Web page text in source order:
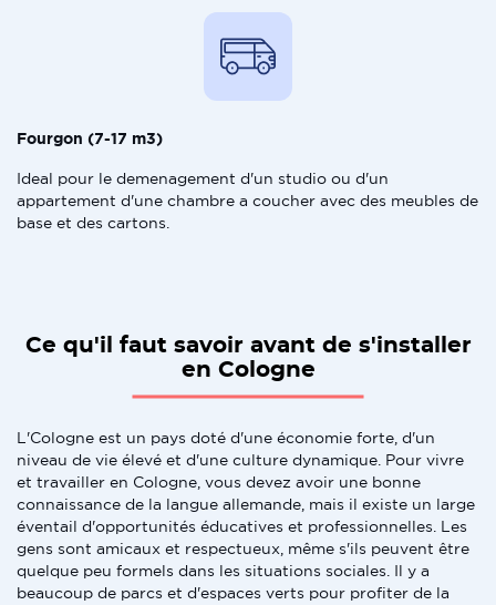
Fourgon (7-17 m3)
Ideal pour le demenagement d'un studio ou d'un
appartement d'une chambre a coucher avec des meubles de
base et des cartons.
Ce qu'il faut savoir avant de s'installer
en Cologne
L'Cologne est un pays doté d'une économie forte, d'un
niveau de vie élevé et d'une culture dynamique. Pour vivre
et travailler en Cologne, vous devez avoir une bonne
connaissance de la langue allemande, mais il existe un large
éventail d'opportunités éducatives et professionnelles. Les
gens sont amicaux et respectueux, même s'ils peuvent être
quelque peu formels dans les situations sociales. Il y a
beaucoup de parcs et d'espaces verts pour profiter de la